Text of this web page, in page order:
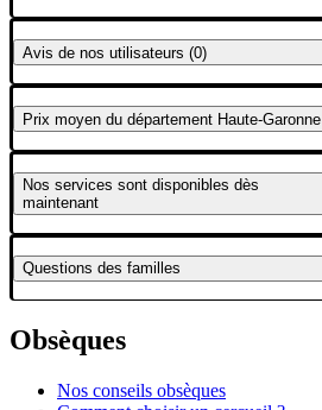
Avis de nos utilisateurs (0)
Prix moyen du département Haute-Garonne
Nos services sont disponibles dès
maintenant
Questions des familles
Obsèques
Nos conseils obsèques